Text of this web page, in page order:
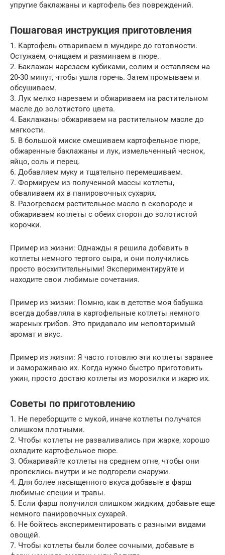
упругие баклажаны и картофель без повреждений.
Пошаговая инструкция приготовления
1. Картофель отвариваем в мундире до готовности.
Остужаем, очищаем и разминаем в пюре.
2. Баклажан нарезаем кубиками, солим и оставляем на
20-30 минут, чтобы ушла горечь. Затем промываем и
обсушиваем.
3. Лук мелко нарезаем и обжариваем на растительном
масле до золотистого цвета.
4. Баклажаны обжариваем на растительном масле до
мягкости.
5. В большой миске смешиваем картофельное пюре,
обжаренные баклажаны и лук, измельченный чеснок,
яйцо, соль и перец.
6. Добавляем муку и тщательно перемешиваем.
7. Формируем из полученной массы котлеты,
обваливаем их в панировочных сухарях.
8. Разогреваем растительное масло в сковороде и
обжариваем котлеты с обеих сторон до золотистой
корочки.
Пример из жизни: Однажды я решила добавить в
котлеты немного тертого сыра, и они получились
просто восхитительными! Экспериментируйте и
находите свои любимые сочетания.
Пример из жизни: Помню, как в детстве моя бабушка
всегда добавляла в картофельные котлеты немного
жареных грибов. Это придавало им неповторимый
аромат и вкус.
Пример из жизни: Я часто готовлю эти котлеты заранее
и замораживаю их. Когда нужно быстро приготовить
ужин, просто достаю котлеты из морозилки и жарю их.
Советы по приготовлению
1. Не переборщите с мукой, иначе котлеты получатся
слишком плотными.
2. Чтобы котлеты не разваливались при жарке, хорошо
охладите картофельное пюре.
3. Обжаривайте котлеты на среднем огне, чтобы они
пропеклись внутри и не подгорели снаружи.
4. Для более насыщенного вкуса добавьте в фарш
любимые специи и травы.
5. Если фарш получился слишком жидким, добавьте еще
немного панировочных сухарей.
6. Не бойтесь экспериментировать с разными видами
овощей.
7. Чтобы котлеты были более сочными, добавьте в